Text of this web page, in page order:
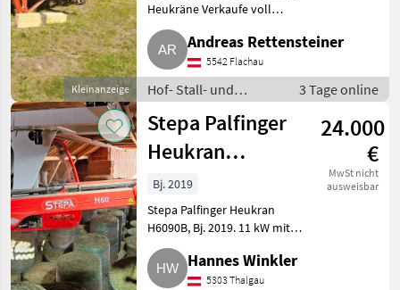
Auer
3
Lasco
3
Buchmann
2
Demag
2
Alle 12
anzeigen
MARKTPLATZ
Marktplatz Händlerangebote Kleinanzeigen
Kleinanzeige
Heukräne Verkaufe voll
funktionsfähigen Heukran. Hof-
Stall- und Weidetechnik
Heutechnik
Andreas Rettensteiner
5542 Flachau
Hof- Stall- und
Weidetechnik /
Heutechnik
3 Tage online
Stepa Palfinger
Heukran
H6090B, Bj.
2019, kein Heu
24.000
€
MwSt nicht
ausweisbar
Bj. 2019
Stepa Palfinger Heukran
H6090B, Bj. 2019. 11 kW mit
22/11 cm³ Pumpe, 2, 15 m
Spurweite, Schopp-Einrichtung,
Rotator, Ölkühler, mit
Hannes Winkler
5303 Thalgau